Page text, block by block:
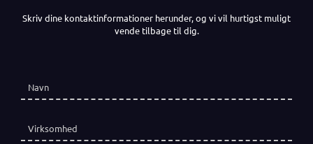
Skriv dine kontaktinformationer herunder, og vi vil hurtigst muligt
vende tilbage til dig.
Navn
Virksomhed